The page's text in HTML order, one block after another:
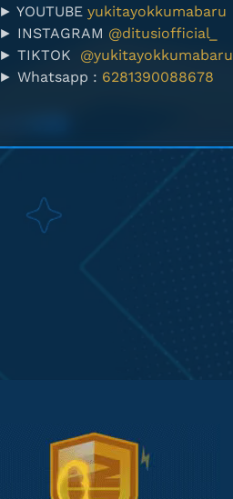
► YOUTUBE yukitayokkumabaru
► INSTAGRAM @ditusiofficial_
► TIKTOK @yukitayokkumabaru
► Whatsapp : 6281390088678